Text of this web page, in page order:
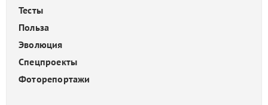
Тесты
Польза
Эволюция
Спецпроекты
Фоторепортажи